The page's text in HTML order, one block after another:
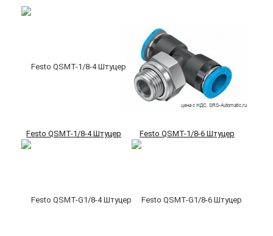
Festo QSMT-1/8-4 Штуцер Festo QSMT-1/8-6 Штуцер